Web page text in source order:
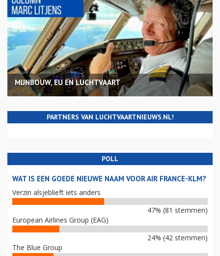
MIJNBOUW, EU EN LUCHTVAART
PARTNERS VAN LUCHTVAARTNIEUWS.NL!
POLL
WAT IS EEN GOEDE NIEUWE NAAM VOOR AIR FRANCE-KLM?
Verzin alsjeblieft iets anders
47% (81 stemmen)
European Airlines Group (EAG)
24% (42 stemmen)
The Blue Group